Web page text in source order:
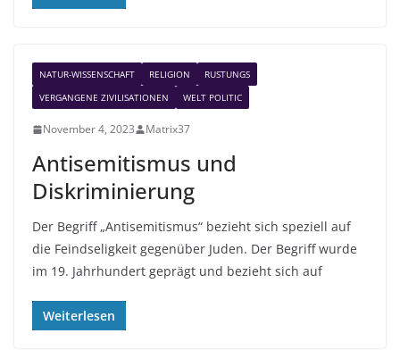
NATUR-WISSENSCHAFT RELIGION
RUSTUNGS
VERGANGENE ZIVILISATIONEN
WELT POLITIC
November 4, 2023 Matrix37
Antisemitismus und
Diskriminierung
Der Begriff „Antisemitismus“ bezieht sich speziell auf
die Feindseligkeit gegenüber Juden. Der Begriff wurde
im 19. Jahrhundert geprägt und bezieht sich auf
Weiterlesen